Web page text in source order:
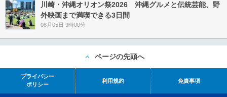
川崎・沖縄オリオン祭2026 沖縄グルメと伝統芸能、野
外映画まで満喫できる3日間
08月05日 9時00分
ページの先頭へ
プライバシー
ポリシー
利用規約 免責事項